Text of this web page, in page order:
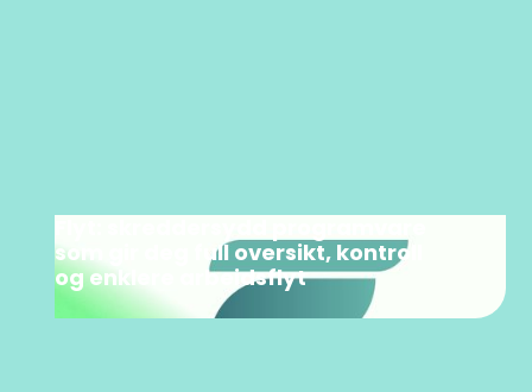
som gir deg full oversikt, kontroll
og enklere arbeidsflyt